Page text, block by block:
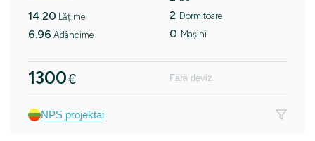
14.20 Lățime
6.96 Adâncime
2 Dormitoare
0 Mașini
1300€ Fără deviz
NPS projektai